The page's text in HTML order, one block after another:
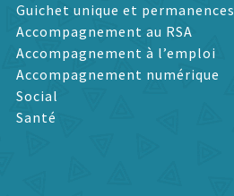
Guichet unique et permanences
Accompagnement au RSA
Accompagnement à l’emploi
Accompagnement numérique
Social
Santé